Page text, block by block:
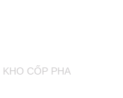
CỐP PHA